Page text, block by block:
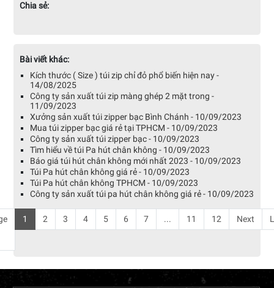
Chia sẻ:
Bài viết khác:
Kích thước ( Size ) túi zip chỉ đỏ phổ biến hiện nay -
14/08/2025
Công ty sản xuất túi zip màng ghép 2 mặt trong -
11/09/2023
Xưởng sản xuất túi zipper bạc Bình Chánh - 10/09/2023
Mua túi zipper bạc giá rẻ tại TPHCM - 10/09/2023
Công ty sản xuất túi zipper bạc - 10/09/2023
Tìm hiểu về túi Pa hút chân không - 10/09/2023
Báo giá túi hút chân không mới nhất 2023 - 10/09/2023
Túi Pa hút chân không giá rẻ - 10/09/2023
Túi Pa hút chân không TPHCM - 10/09/2023
Công ty sản xuất túi pa hút chân không giá rẻ - 10/09/2023
1 2 3 4 5 6 7 ... 11 12 Next